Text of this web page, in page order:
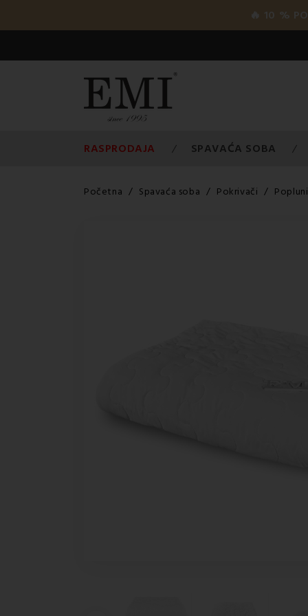
🔥 10 %
RASPRODAJA SPAVAĆA SOBA
Početna Spavaća soba Pokrivači Popluni